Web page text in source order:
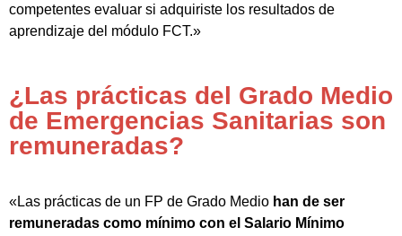
competentes evaluar si adquiriste los resultados de
aprendizaje del módulo FCT.»
¿Las prácticas del Grado Medio
de Emergencias Sanitarias son
remuneradas?
«Las prácticas de un FP de Grado Medio han de ser
remuneradas como mínimo con el Salario Mínimo